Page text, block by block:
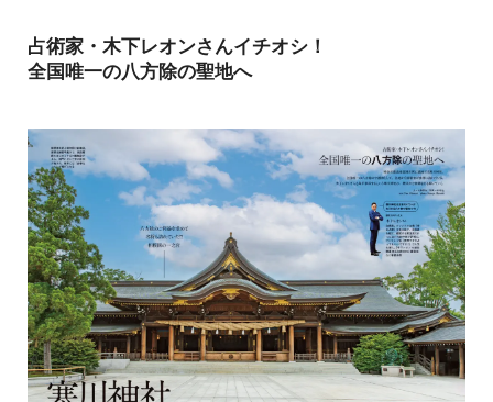
占術家・木下レオンさんイチオシ！
全国唯一の八方除の聖地へ